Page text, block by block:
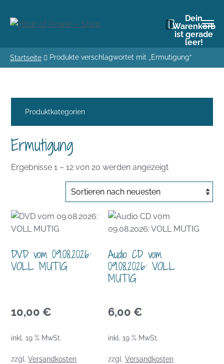
Dein
Warenkorb
ist gerade
leer!
Startseite Produkte verschlagwortet mit „Ermutigung“
Produktkategorien
Ermutigung
Ergebnisse 1 – 12 von 20 werden angezeigtNach
Aktualität
DVD vom 09.08.2026:
VOLL MUTIG
10,00 €
inkl. 19 % MwSt.
zzgl.Versandkosten
Audio CD vom
09.08.2026: VOLL
MUTIG
6,00 €
inkl. 19 % MwSt.
zzgl. Versandkosten